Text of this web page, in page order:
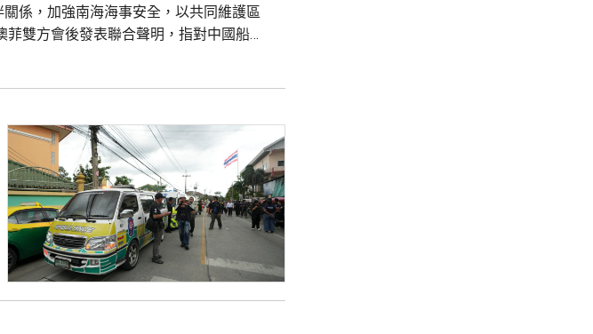
係，加強南海海事安全，以共同維護區
雙方會後發表聯合聲明，指對中國船隻
成菲律賓海軍人員受傷表示嚴重關切，